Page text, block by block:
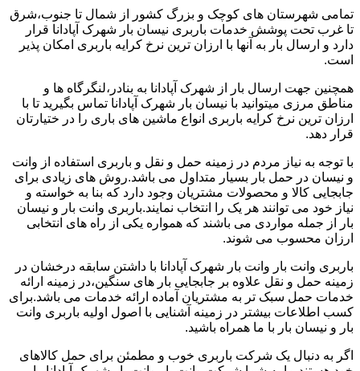
تمامی شهرستان های کوچک و بزرگ کشور از شمال تا جنوب،شرق
تا غرب تحت پوشش خدمات باربری نیسان بار شهرک آپادانا قرار
دارد و ارسال بار به آنها با ارزان ترین نرخ کرایه باربری امکان پذیر
است.
همچنین جهت ارسال بار از شهرک آپادانا به بنادر،لنگرگاه ها و
مناطق مرزی میتوانید با نیسان بار شهرک آپادانا تماس بگیرید تا با
ارزان ترین نرخ کرایه باربری انواع ماشین های باری را در ختیارتان
قرار دهد.
با توجه به نیاز مردم در زمینه حمل و نقل و باربری استفاده از وانت
و نیسان در حمل بار بسیار متداول می باشد.روش های زیادی برای
جابجایی کالا و محصولات مشتریان وجود دارد که بنا به خواسته و
نیاز خود می توانند هر یک را انتخاب نمایند.باربری وانت بار و نیسان
بار از جمله مواردی می باشند که همواره یکی از راه های انتخابی
ارزان محسوب می شوند.
باربری وانت بار وانت بار شهرک آپادانا با داشتن سابقه درخشان در
زمینه حمل و نقل علاوه بر جابجایی بار های سنگین،در زمینه ارائه
خدمات حمل سبک تر به مشتریان آماده ارائه خدمات می باشد.برای
کسب اطلاعات بیشتر در زمینه آشنایی با اصول اولیه باربری وانت
بار و نیسان بار با ما همراه باشید.
اگر به دنبال یک شرکت باربری خوب و مطمئن برای حمل کالاهای